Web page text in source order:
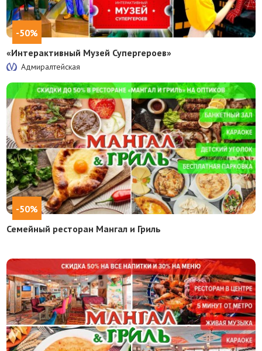
-50%
«Интерактивный Музей Супергероев»
Адмиралтейская
-50%
Семейный ресторан Мангал и Гриль